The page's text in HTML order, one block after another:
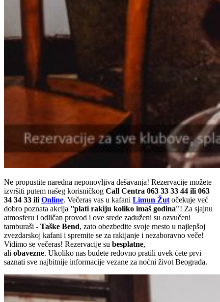
Ne propustite naredna neponovljiva dešavanja! Rezervacije možete
izvršiti putem našeg korisničkog Call Centra 063 33 33 44 ili 063
34 34 33 ili Online. Večeras vas u kafani Limun Žut očekuje već
dobro poznata akcija ''plati rakiju koliko imaš godina''! Za sjajnu
atmosferu i odličan provod i ove srede zaduženi su ozvučeni
tamburaši - Taške Bend, zato obezbedite svoje mesto u najlepšoj
zvezdarskoj kafani i spremite se za rakijanje i nezaboravno veče!
Vidimo se večeras! Rezervacije su besplatne,
ali obavezne. Ukoliko nas budete redovno pratili uvek ćete prvi
saznati sve najbitnije informacije vezane za noćni život Beograda.